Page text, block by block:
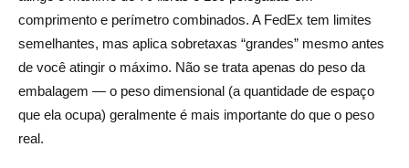
grandes
Meça, pese e fotografe o item
Escolha a melhor operadora ou opção de frete
comprimento e perímetro combinados. A FedEx tem limites
semelhantes, mas aplica sobretaxas “grandes” mesmo antes
de você atingir o máximo. Não se trata apenas do peso da
embalagem — o peso dimensional (a quantidade de espaço
que ela ocupa) geralmente é mais importante do que o peso
real.